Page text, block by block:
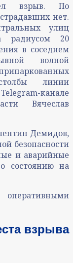
взрыв. По
нет.
улиц
радиусом 20
в соседнем
волной
линии
канале
Вячеслав
Демидов,
безопасности
и аварийные
состоянию на
взрыва